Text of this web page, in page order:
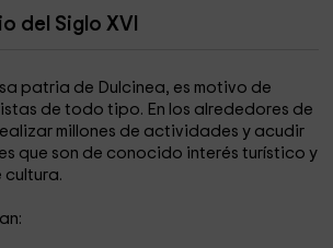
del Siglo XVI
patria de Dulcinea, es motivo de
de todo tipo. En los alrededores de
millones de actividades y acudir
que son de conocido interés turístico y
cultura.